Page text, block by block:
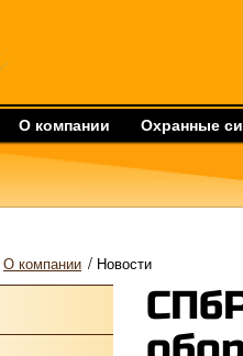
О компании Охранные
О компании / Новости